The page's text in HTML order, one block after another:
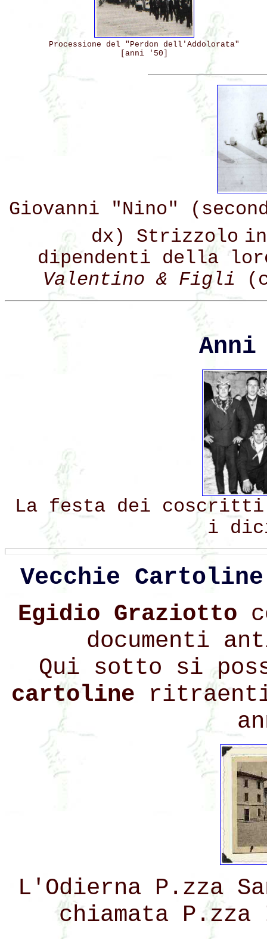
Processione del "Perdon dell'Addolorata"
[anni '50]
Giovanni "Nino"
dx) Strizzolo
dipendenti della
Valentino & Figli
Anni
La festa dei
i
Vecchie
Egidio Graziotto
documenti
Qui sotto si
cartoline ritraenti
L'Odierna P.zza
chiamata P.zza